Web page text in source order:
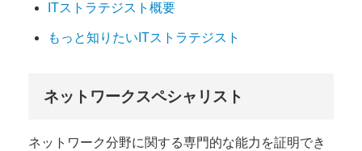
ITストラテジスト概要
もっと知りたいITストラテジスト
ネットワークスペシャリスト
ネットワーク分野に関する専門的な能力を証明でき